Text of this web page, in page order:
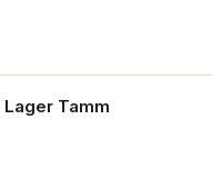
Lager Tamm